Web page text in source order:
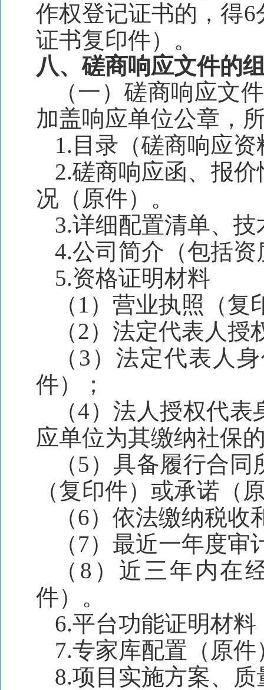
作权登记证书的，得
证书复印件）。
八、磋商响应文件的
（一）磋商响应文
加盖响应单位公章，
1.目录（磋商响应
2.磋商响应函、报
况（原件）。
3.详细配置清单、
4.公司简介（包括
5.资格证明材料
（1）营业执照（复
（2）法定代表人
（3）法定代表人
件）；
（4）法人授权代
应单位为其缴纳社保
（5）具备履行合
（复印件）或承诺（
（6）依法缴纳税
（7）最近一年度
（8）近三年内在
件）。
6.平台功能证明材
7.专家库配置（原件
8.项目实施方案、